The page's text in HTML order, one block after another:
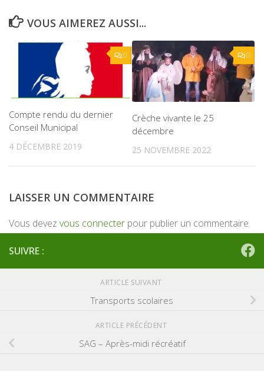
VOUS AIMEREZ AUSSI...
0
Compte rendu du dernier
Conseil Municipal
4 DÉCEMBRE 2019
0
Crèche vivante le 25
décembre
25 NOVEMBRE 2022
LAISSER UN COMMENTAIRE
Vous devez vous connecter pour publier un commentaire.
SUIVRE :
ARTICLE SUIVANT
Transports scolaires
ARTICLE PRÉCÉDENT
SAG – Après-midi récréatif